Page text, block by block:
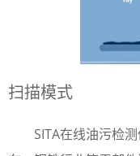
扫描模式
SITA在线油污检测